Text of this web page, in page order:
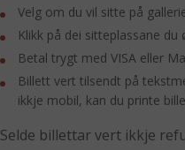
Velg om du vil sitte på
Klikk på dei sitteplassane du
Betal trygt med VISA eller
Billett vert tilsendt på
ikkje mobil, kan du printe
Selde billettar vert ikkje